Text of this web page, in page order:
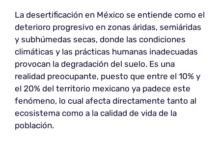
La desertificación en México se entiende como el
deterioro progresivo en zonas áridas, semiáridas
y subhúmedas secas, donde las condiciones
climáticas y las prácticas humanas inadecuadas
provocan la degradación del suelo. Es una
realidad preocupante, puesto que entre el 10% y
el 20% del territorio mexicano ya padece este
fenómeno, lo cual afecta directamente tanto al
ecosistema como a la calidad de vida de la
población.